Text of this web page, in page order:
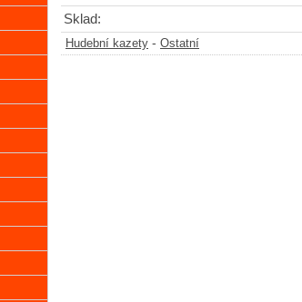
Sklad:
Hudební kazety - Ostatní